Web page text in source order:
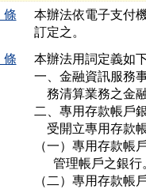
本辦法依電子支付
訂定之。
本辦法用詞定義如下
一、金融資訊服務
務清算業務之金
二、專用存款帳戶
受開立專用存款
（一）專用存款帳
管理帳戶之銀行
（二）專用存款帳